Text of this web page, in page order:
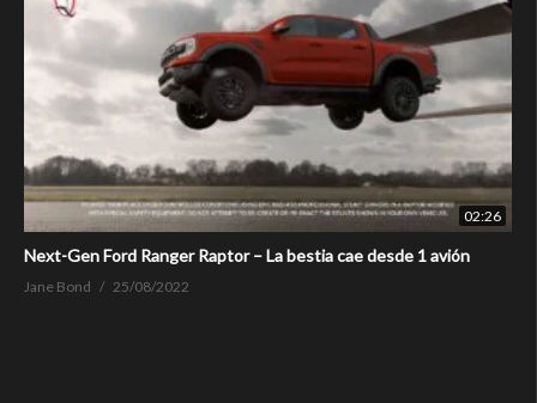
02:26
Next-Gen Ford Ranger Raptor – La bestia cae desde 1 avión
Jane Bond 25/08/2022